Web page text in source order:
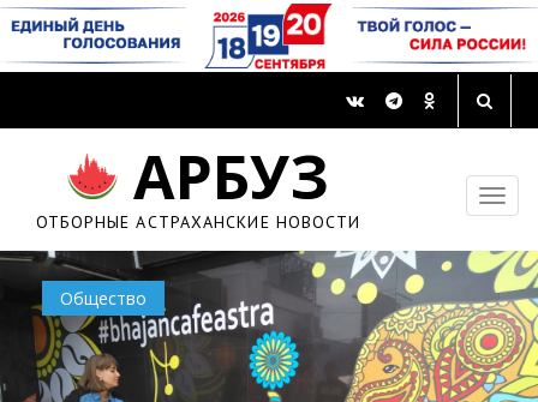
АРБУЗ
ОТБОРНЫЕ АСТРАХАНСКИЕ НОВОСТИ
Общество